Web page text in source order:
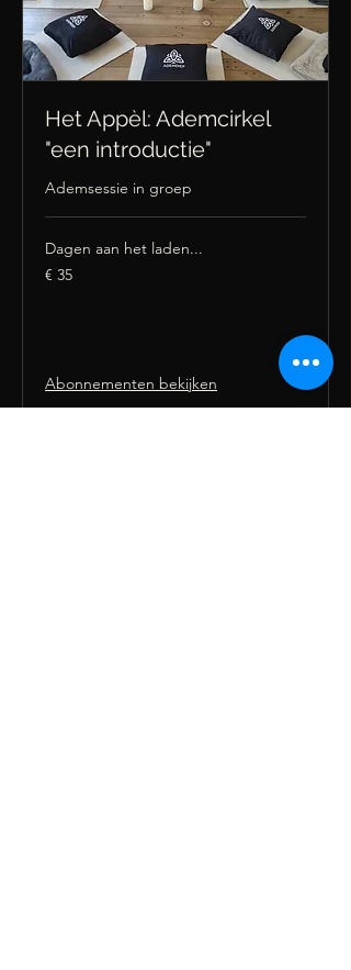
Het Appèl: Ademcirkel
"een introductie"
Ademsessie in groep
Dagen aan het laden...
35
euro
€ 35
Abonnementen bekijken